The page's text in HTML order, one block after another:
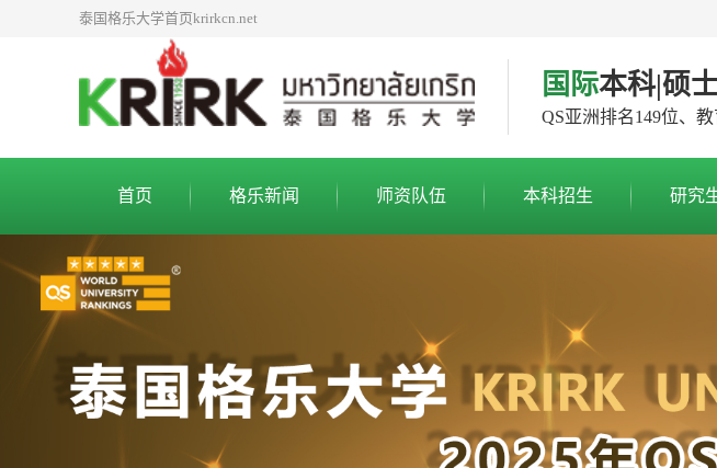
泰国格乐大学首页krirkcn.net
国际本科|硕
QS亚洲排名149位、
首页 格乐新闻 师资队伍 本科招生 研究